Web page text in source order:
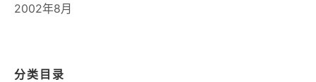
2002年8月
分类目录